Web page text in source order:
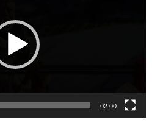
02:00